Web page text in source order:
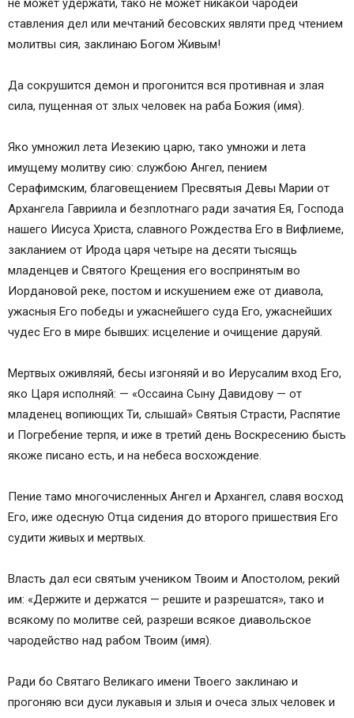
не может удержати, тако не может никакой чародей
ставления дел или мечтаний бесовских являти пред чтением
молитвы сия, заклинаю Богом Живым!
Да сокрушится демон и прогонится вся противная и злая
сила, пущенная от злых человек на раба Божия (имя).
Яко умножил лета Иезекию царю, тако умножи и лета
имущему молитву сию: службою Ангел, пением
Серафимским, благовещением Пресвятыя Девы Марии от
Архангела Гавриила и безплотнаго ради зачатия Ея, Господа
нашего Иисуса Христа, славного Рождества Его в Вифлиеме,
закланием от Ирода царя четыре на десяти тысящь
младенцев и Святого Крещения его воспринятым во
Иордановой реке, постом и искушением еже от диавола,
ужасныя Его победы и ужаснейшего суда Его, ужаснейших
чудес Его в мире бывших: исцеление и очищение даруяй.
Мертвых оживляяй, бесы изгоняяй и во Иерусалим вход Его,
яко Царя исполняй: — «Оссаина Сыну Давидову — от
младенец вопиющих Ти, слышай» Святыя Страсти, Распятие
и Погребение терпя, и иже в третий день Воскресению бысть
якоже писано есть, и на небеса восхождение.
Пение тамо многочисленных Ангел и Архангел, славя восход
Его, иже одесную Отца сидения до второго пришествия Его
судити живых и мертвых.
Власть дал еси святым учеником Твоим и Апостолом, рекий
им: «Держите и держатся — решите и разрешатся», тако и
всякому по молитве сей, разреши всякое диавольское
чародейство над рабом Твоим (имя).
Ради бо Святаго Великаго имени Твоего заклинаю и
прогоняю вси дуси лукавыя и злыя и очеса злых человек и